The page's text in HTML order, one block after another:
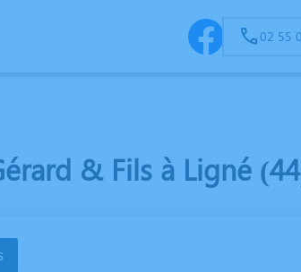
02 55
ENTRETIEN & FLEURISSEMENT DE
& Fils à Ligné